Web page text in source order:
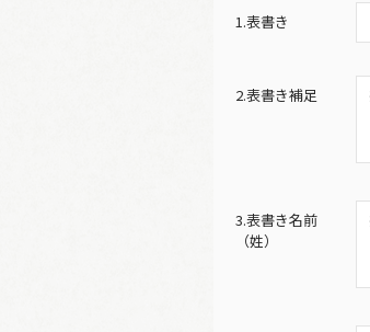
1.表書き
2.表書き補足
3.表書き名前
（姓）